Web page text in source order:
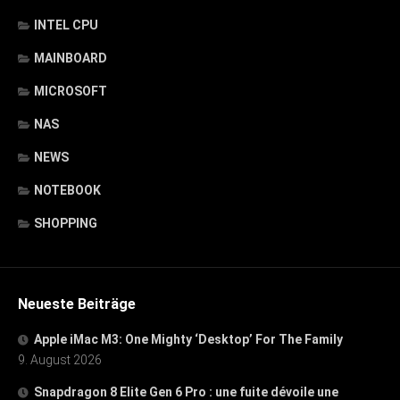
INTEL CPU
MAINBOARD
MICROSOFT
NAS
NEWS
NOTEBOOK
SHOPPING
Neueste Beiträge
Apple iMac M3: One Mighty ‘Desktop’ For The Family
9. August 2026
Snapdragon 8 Elite Gen 6 Pro : une fuite dévoile une